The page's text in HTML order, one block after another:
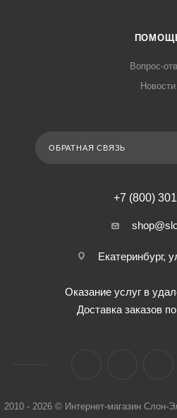
Вопрос-
Новости
ОБРАТНАЯ СВЯЗЬ
+7 (800)
Екатеринбург,
Оказание услуг в
Доставка заказов
2010 - 2026 © Интернет-магазин Слон-